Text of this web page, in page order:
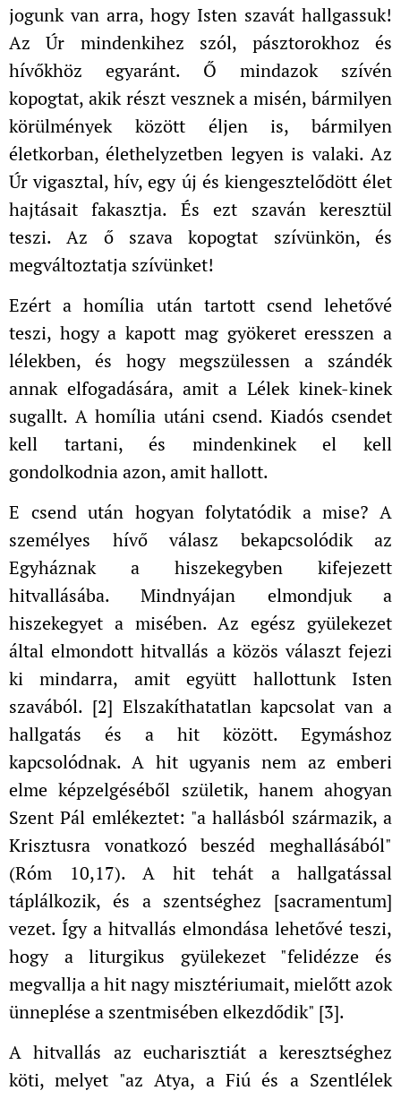
jogunk van arra, hogy Isten szavát hallgassuk!
Az Úr mindenkihez szól, pásztorokhoz és
hívőkhöz egyaránt. Ő mindazok szívén
kopogtat, akik részt vesznek a misén, bármilyen
körülmények között éljen is, bármilyen
életkorban, élethelyzetben legyen is valaki. Az
Úr vigasztal, hív, egy új és kiengesztelődött élet
hajtásait fakasztja. És ezt szaván keresztül
teszi. Az ő szava kopogtat szívünkön, és
megváltoztatja szívünket!
Ezért a homília után tartott csend lehetővé
teszi, hogy a kapott mag gyökeret eresszen a
lélekben, és hogy megszülessen a szándék
annak elfogadására, amit a Lélek kinek-kinek
sugallt. A homília utáni csend. Kiadós csendet
kell tartani, és mindenkinek el kell
gondolkodnia azon, amit hallott.
E csend után hogyan folytatódik a mise? A
személyes hívő válasz bekapcsolódik az
Egyháznak a hiszekegyben kifejezett
hitvallásába. Mindnyájan elmondjuk a
hiszekegyet a misében. Az egész gyülekezet
által elmondott hitvallás a közös választ fejezi
ki mindarra, amit együtt hallottunk Isten
szavából. [2] Elszakíthatatlan kapcsolat van a
hallgatás és a hit között. Egymáshoz
kapcsolódnak. A hit ugyanis nem az emberi
elme képzelgéséből születik, hanem ahogyan
Szent Pál emlékeztet: "a hallásból származik, a
Krisztusra vonatkozó beszéd meghallásából"
(Róm 10,17). A hit tehát a hallgatással
táplálkozik, és a szentséghez [sacramentum]
vezet. Így a hitvallás elmondása lehetővé teszi,
hogy a liturgikus gyülekezet "felidézze és
megvallja a hit nagy misztériumait, mielőtt azok
ünneplése a szentmisében elkezdődik" [3].
A hitvallás az eucharisztiát a keresztséghez
köti, melyet "az Atya, a Fiú és a Szentlélek